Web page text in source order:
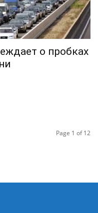
о пробках
Page 1 of 12